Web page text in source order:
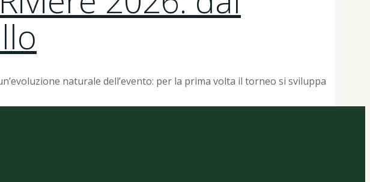
naturale dell’evento: per la prima volta il torneo si sviluppa